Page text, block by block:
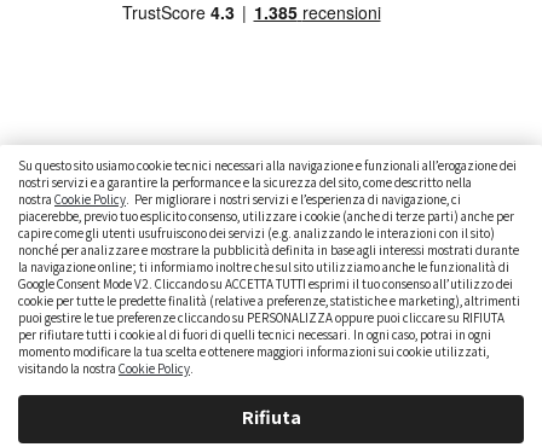
Su questo sito usiamo cookie tecnici necessari alla navigazione e funzionali all’erogazione dei
nostri servizi e a garantire la performance e la sicurezza del sito, come descritto nella
nostra Cookie Policy. Per migliorare i nostri servizi e l’esperienza di navigazione, ci
piacerebbe, previo tuo esplicito consenso, utilizzare i cookie (anche di terze parti) anche per
capire come gli utenti usufruiscono dei servizi (e.g. analizzando le interazioni con il sito)
nonché per analizzare e mostrare la pubblicità definita in base agli interessi mostrati durante
la navigazione online; ti informiamo inoltre che sul sito utilizziamo anche le funzionalità di
Google Consent Mode V2. Cliccando su ACCETTA TUTTI esprimi il tuo consenso all’utilizzo dei
cookie per tutte le predette finalità (relative a preferenze, statistiche e marketing), altrimenti
puoi gestire le tue preferenze cliccando su PERSONALIZZA oppure puoi cliccare su RIFIUTA
per rifiutare tutti i cookie al di fuori di quelli tecnici necessari. In ogni caso, potrai in ogni
momento modificare la tua scelta e ottenere maggiori informazioni sui cookie utilizzati,
visitando la nostra Cookie Policy.
Rifiuta
CAMBIARE AUTO
GUIDA ALL’ACQUISTO
GUIDE PRATICHE
CURIOSITÀ
DATI ALLA MANO
DICE LA LEGGE
PARLIAMO DI NOI